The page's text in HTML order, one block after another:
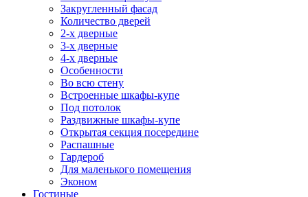
Закругленный фасад
Количество дверей
2-х дверные
3-х дверные
4-х дверные
Особенности
Во всю стену
Встроенные шкафы-купе
Под потолок
Раздвижные шкафы-купе
Открытая секция посередине
Распашные
Гардероб
Для маленького помещения
Эконом
Гостиные